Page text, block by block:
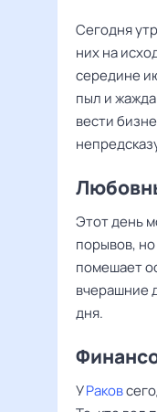
Сегодня
них на
середине
пыл и
вести
Этот день
порывов,
помешает
вчерашние
дня.
УРаков